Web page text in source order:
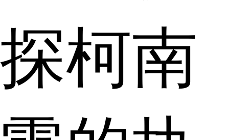
探柯南